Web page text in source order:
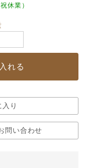
休業）
れる
入り
問い合わせ